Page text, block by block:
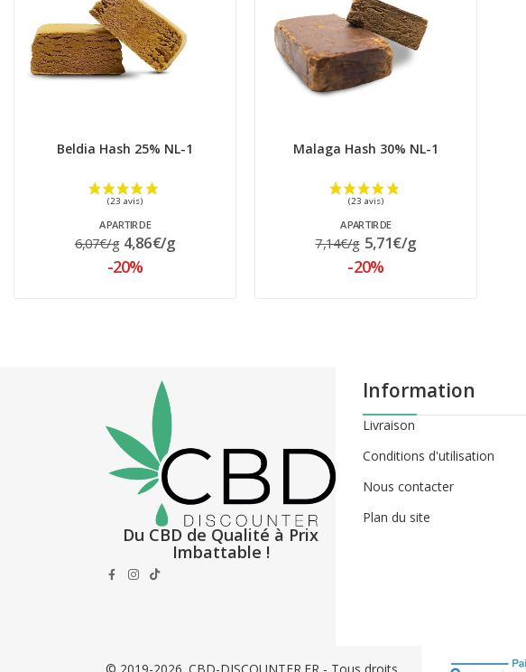
Beldia Hash 25% NL-1
A PARTIR DE
6,07€/g 4,86€/g
-20%
Malaga Hash 30% NL-1
A PARTIR DE
7,14€/g 5,71€/g
-20%
Du CBD de Qualité à Prix
Imbattable !
Information
Livraison
Conditions d'utilisation
Nous contacter
Plan du site
© 2019-2026. CBD-DISCOUNTER.FR - Tous droits